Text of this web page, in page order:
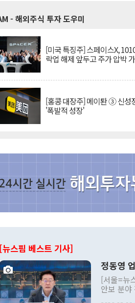
- 해외주식 투자 도우미
[미국 특징주] 스페이스X,
락업 해제 앞두고 주가 압박
[홍콩 대장주] 메이퇀 ③ 신성
'폭발적 성장'
[뉴스핌 베스트 기사]
정동영
[서울=뉴
안보 분